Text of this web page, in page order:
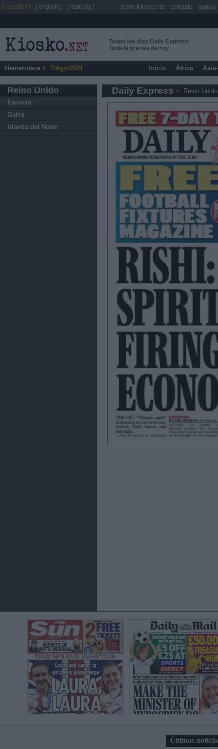
Todos los días Daily Express
Toda la prensa de hoy
Hemeroteca 7/Ago/2021 Inicio África
Reino Unido
Escocia
Gales
Irlanda del Norte
Daily Express Reino Unido
Últimas
[ español ] [ english ] [ français ] sobre Kiosko.net contacto ayuda